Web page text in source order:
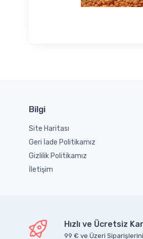
Bilgi
Site Haritası
Geri İade Politikamız
Gizlilik Politikamız
İletişim
Hızlı ve Ücretsiz
99 € ve Üzeri